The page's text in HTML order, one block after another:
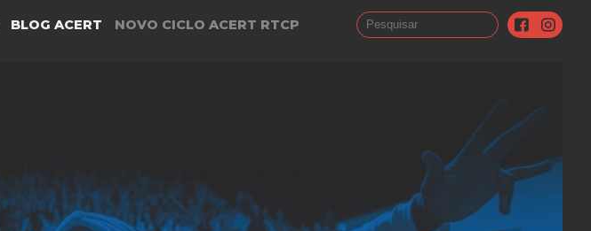
BLOG ACERT NOVO CICLO ACERT RTCP